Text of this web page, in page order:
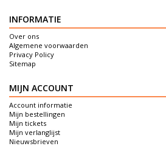
INFORMATIE
Over ons
Algemene voorwaarden
Privacy Policy
Sitemap
MIJN ACCOUNT
Account informatie
Mijn bestellingen
Mijn tickets
Mijn verlanglijst
Nieuwsbrieven